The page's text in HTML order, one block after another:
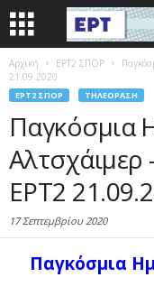
Αρχική EΡΤ2 ΣΠΟΡ
21.09.2020
EΡΤ2 ΣΠΟΡ ΤΗΛΕΌΡΑΣΗ
Παγκόσμια
ΕΡΤ2
17 Σεπτεμβρίου 2020
Παγκόσμια